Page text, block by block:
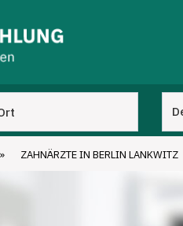
» ZAHNÄRZTE IN BERLIN LANKWITZ